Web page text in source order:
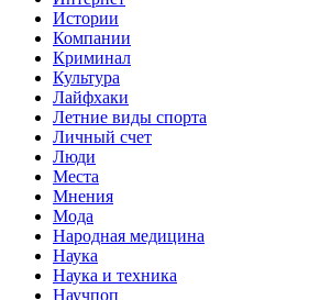
Истории
Компании
Криминал
Культура
Лайфхаки
Летние виды спорта
Личный счет
Люди
Места
Мнения
Мода
Народная медицина
Наука
Наука и техника
Научпоп